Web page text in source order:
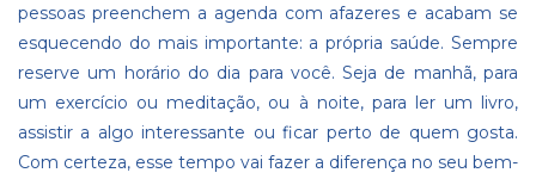
pessoas preenchem a agenda com afazeres e acabam se
esquecendo do mais importante: a própria saúde. Sempre
reserve um horário do dia para você. Seja de manhã, para
um exercício ou meditação, ou à noite, para ler um livro,
assistir a algo interessante ou ficar perto de quem gosta.
Com certeza, esse tempo vai fazer a diferença no seu bem-